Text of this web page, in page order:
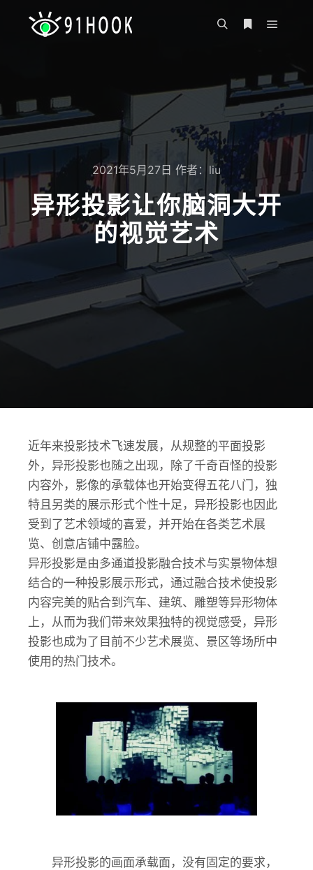
2021年5月27日 作者： liu
异形投影让你脑洞大开
的视觉艺术
近年来投影技术飞速发展，从规整的平面投影
外，异形投影也随之出现，除了千奇百怪的投影
内容外，影像的承载体也开始变得五花八门，独
特且另类的展示形式个性十足，异形投影也因此
受到了艺术领域的喜爱，并开始在各类艺术展
览、创意店铺中露脸。
异形投影是由多通道投影融合技术与实景物体想
结合的一种投影展示形式，通过融合技术使投影
内容完美的贴合到汽车、建筑、雕塑等异形物体
上，从而为我们带来效果独特的视觉感受，异形
投影也成为了目前不少艺术展览、景区等场所中
使用的热门技术。
异形投影的画面承载面，没有固定的要求，